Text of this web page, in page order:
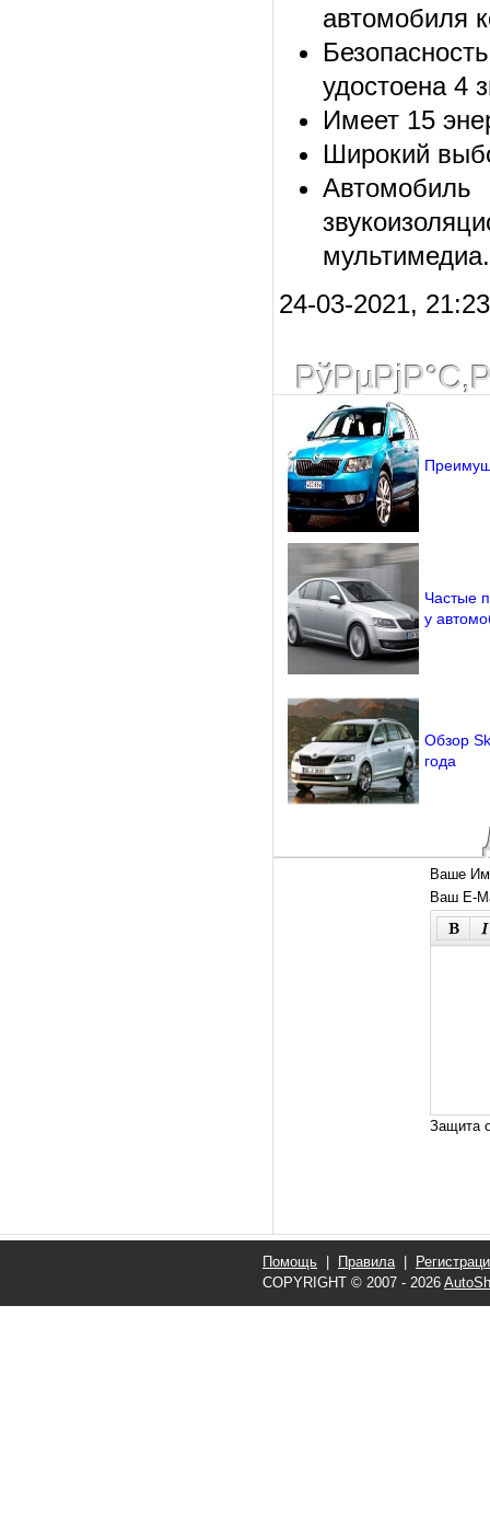
автомобиля
удостоена 4
Имеет 15
Широкий
мультимедиа.
24-03-2021,
Частые
у
Обзор
года
Ваше
Ваш E-
Защита
Помощь Правила|
COPYRIGHT © 2007 - 2026